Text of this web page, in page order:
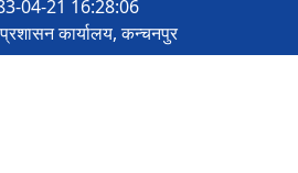
04-21 16:28:06
कार्यालय, कन्चनपुर